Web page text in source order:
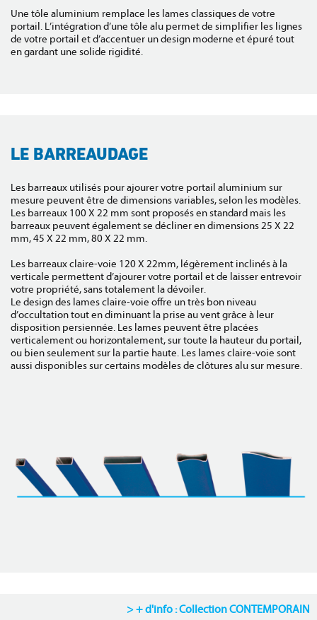
Une tôle aluminium remplace les lames classiques de votre
portail. L’intégration d’une tôle alu permet de simplifier les lignes
de votre portail et d’accentuer un design moderne et épuré tout
en gardant une solide rigidité.
LE BARREAUDAGE
Les barreaux utilisés pour ajourer votre portail aluminium sur
mesure peuvent être de dimensions variables, selon les modèles.
Les barreaux 100 X 22 mm sont proposés en standard mais les
barreaux peuvent également se décliner en dimensions 25 X 22
mm, 45 X 22 mm, 80 X 22 mm.
Les barreaux claire-voie 120 X 22mm, légèrement inclinés à la
verticale permettent d’ajourer votre portail et de laisser entrevoir
votre propriété, sans totalement la dévoiler.
Le design des lames claire-voie offre un très bon niveau
d’occultation tout en diminuant la prise au vent grâce à leur
disposition persiennée. Les lames peuvent être placées
verticalement ou horizontalement, sur toute la hauteur du portail,
ou bien seulement sur la partie haute. Les lames claire-voie sont
aussi disponibles sur certains modèles de clôtures alu sur mesure.
+ d'info : Collection CONTEMPORAIN